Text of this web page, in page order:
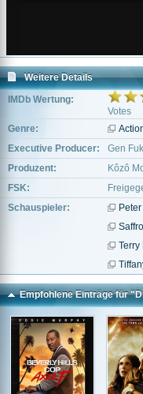
Weitere Details
IMDb Wertung:
Votes
Genre:
Executive Producer:
Gen
Produzent:
Kôzô
FSK:
Schauspieler:
Terry
Empfohlene Einträge für